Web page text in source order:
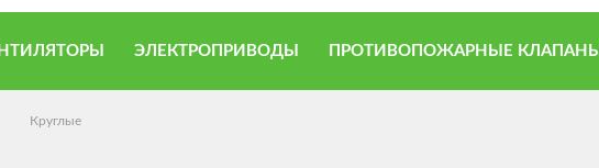
ЭЛЕКТРОПРИВОДЫ ПРОТИВОПОЖАРНЫЕ КЛАПАНЫ
Круглые